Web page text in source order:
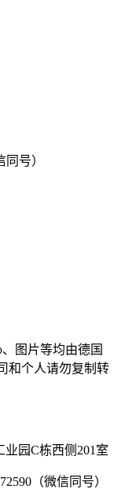
同号）
图片等均由德国
和个人请勿复制转
园C栋西侧201室
（微信同号）